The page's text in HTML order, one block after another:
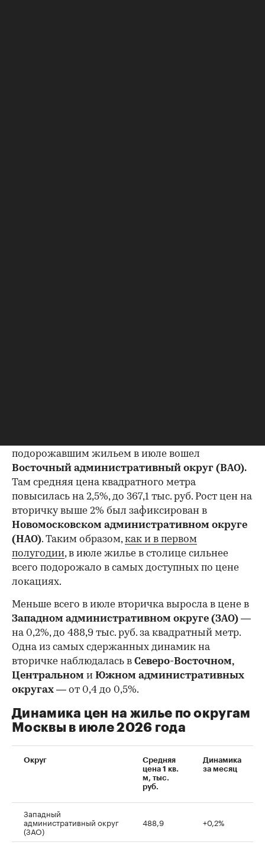
подорожавшим жильем в июле вошел
Восточный административный округ (ВАО).
Там средняя цена квадратного метра
повысилась на 2,5%, до 367,1 тыс. руб. Рост цен на
вторичку выше 2% был зафиксирован в
Новомосковском административном округе
(НАО). Таким образом,как и в первом
полугодии, в июле жилье в столице сильнее
всего подорожало в самых доступных по цене
локациях.
Меньше всего в июле вторичка выросла в цене в
Западном административном округе (ЗАО) —
на 0,2%, до 488,9 тыс. руб. за квадратный метр.
Одна из самых сдержанных динамик на
вторичке наблюдалась в Северо-Восточном,
Центральном и Южном административных
округах — от 0,4 до 0,5%.
Динамика цен на жилье по округам
Москвы в июле 2026 года
Округ
Средняя
цена 1 кв.
м, тыс.
руб.
Динамика
за месяц
Западный
административный округ
(ЗАО)
488,9 +0,2%